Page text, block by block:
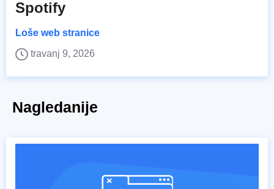
Spotify
Loše web stranice
travanj 9, 2026
Nagledanije